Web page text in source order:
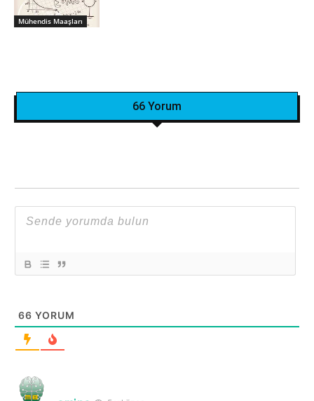
Mühendis Maaşları
66 Yorum
66 YORUM